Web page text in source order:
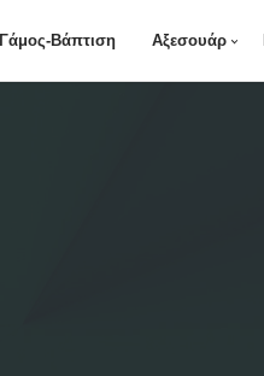
Γάμος-Βάπτιση Αξεσουάρ